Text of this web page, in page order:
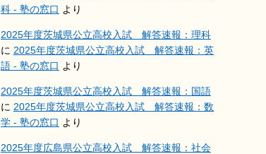
科 - 塾の窓口 より
2025年度茨城県公立高校入試 解答速報：理科
に 2025年度茨城県公立高校入試 解答速報：英
語 - 塾の窓口 より
2025年度茨城県公立高校入試 解答速報：国語
に 2025年度茨城県公立高校入試 解答速報：数
学 - 塾の窓口 より
2025年度広島県公立高校入試 解答速報：社会